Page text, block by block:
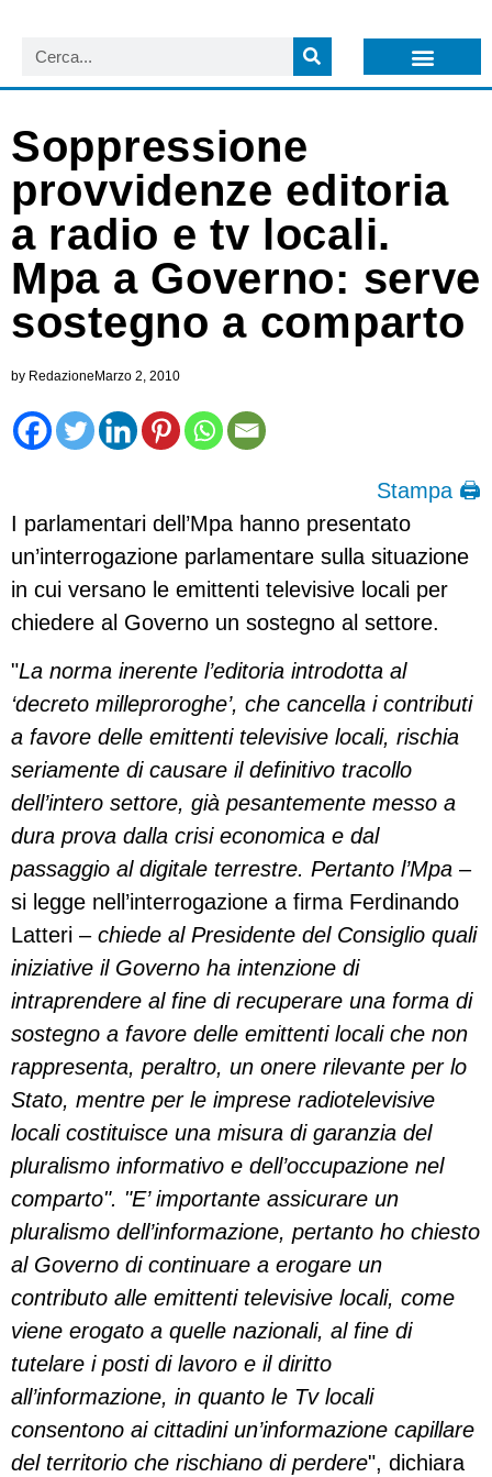
Soppressione
provvidenze editoria
a radio e tv locali.
Mpa a Governo: serve
sostegno a comparto
by Redazione Marzo 2, 2010
Stampa 🖨
I parlamentari dell’Mpa hanno presentato
un’interrogazione parlamentare sulla situazione
in cui versano le emittenti televisive locali per
chiedere al Governo un sostegno al settore.
"La norma inerente l’editoria introdotta al
‘decreto milleproroghe’, che cancella i contributi
a favore delle emittenti televisive locali, rischia
seriamente di causare il definitivo tracollo
dell’intero settore, già pesantemente messo a
dura prova dalla crisi economica e dal
passaggio al digitale terrestre. Pertanto l’Mpa –
si legge nell’interrogazione a firma Ferdinando
Latteri – chiede al Presidente del Consiglio quali
iniziative il Governo ha intenzione di
intraprendere al fine di recuperare una forma di
sostegno a favore delle emittenti locali che non
rappresenta, peraltro, un onere rilevante per lo
Stato, mentre per le imprese radiotelevisive
locali costituisce una misura di garanzia del
pluralismo informativo e dell’occupazione nel
comparto". "E’ importante assicurare un
pluralismo dell’informazione, pertanto ho chiesto
al Governo di continuare a erogare un
contributo alle emittenti televisive locali, come
viene erogato a quelle nazionali, al fine di
tutelare i posti di lavoro e il diritto
all’informazione, in quanto le Tv locali
consentono ai cittadini un’informazione capillare
del territorio che rischiano di perdere", dichiara